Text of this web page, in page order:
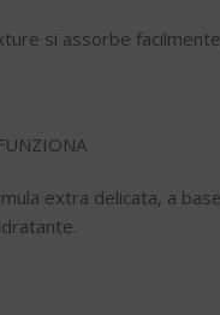
si assorbe
extra delicata, a